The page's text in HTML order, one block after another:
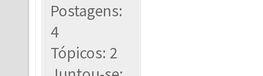
Postagens:
4
Tópicos: 2